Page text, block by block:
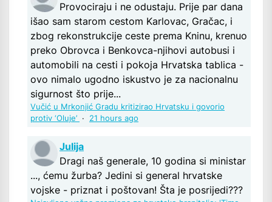
Provociraju i ne odustaju. Prije par dana
išao sam starom cestom Karlovac, Gračac, i
zbog rekonstrukcije ceste prema Kninu, krenuo
preko Obrovca i Benkovca-njihovi autobusi i
automobili na cesti i pokoja Hrvatska tablica -
ovo nimalo ugodno iskustvo je za nacionalnu
sigurnost što prije...
Vučić u Mrkonjić Gradu kritizirao Hrvatsku i govorio
protiv ‘Oluje’ · 21 hours ago
Julija
Dragi naš generale, 10 godina si ministar
..., ćemu žurba? Jedini si general hrvatske
vojske - priznat i poštovan! Šta je posrijedi???